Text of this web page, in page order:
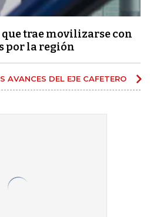
que trae movilizarse con
por la región
AVANCES DEL EJE CAFETERO